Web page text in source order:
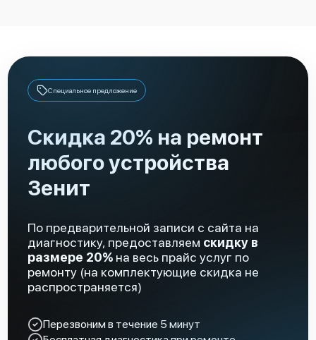
Специальное предложение
Скидка 20% на ремонт
любого устройства
Зенит
По предварительной записи с сайта на
диагностику, предоставляем скидку в
размере 20% на весь прайс услуг по
ремонту (на комплектующие скидка не
распространяется)
Перезвоним в течение 5 минут